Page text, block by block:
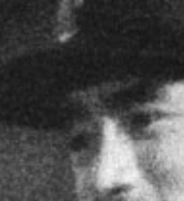
せた長嶋茂雄（写真：時事）